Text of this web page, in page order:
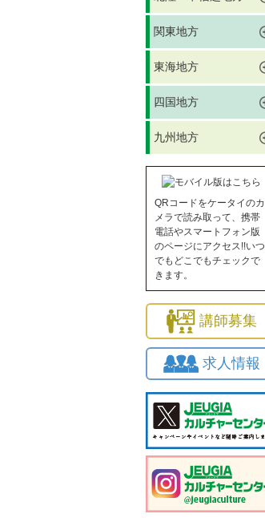
関東地方
東海地方
四国地方
九州地方
QRコードをケータイのカ
メラで読み取って、携帯
電話やスマートフォン版
のページにアクセス!!いつ
でもどこでもチェックで
きます。
講師募集
求人情報